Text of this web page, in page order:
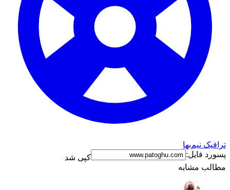
ترافیک نیم‌بها
پسورد فایل:
کپی شد
مطالب مشابه